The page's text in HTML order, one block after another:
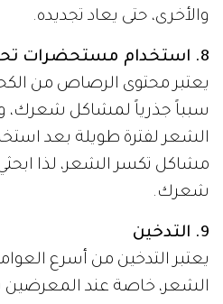
والأخرى، حتى يعاد تجديده.
8. استخدام مستحضرات تحتوي على الكحول
يعتبر محتوى الرصاص من
سبباً جذرياً لمشاكل شعرك،
الشعر لفترة طويلة بعد
مشاكل تكسر الشعر، لذا
شعرك.
9. التدخين
يعتبر التدخين من أسرع
الشعر، خاصة عند المعرضين